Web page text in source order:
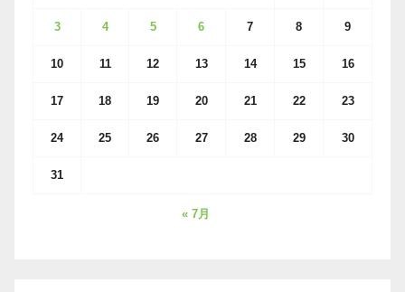
3 4 5 6 7 8 9
10 11 12 13 14 15 16
17 18 19 20 21 22 23
24 25 26 27 28 29 30
31
« 7月